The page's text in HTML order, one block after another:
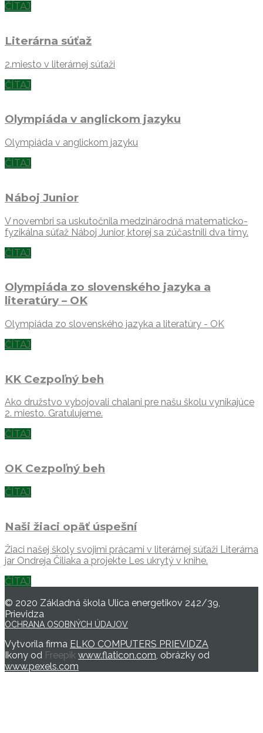
ČÍTAJ
Literárna súťaž
2.miesto v literárnej súťaži
ČÍTAJ
Olympiáda v anglickom jazyku
Olympiáda v anglickom jazyku
ČÍTAJ
Náboj Junior
V novembri sa uskutočnila medzinárodná matematicko-
fyzikálna súťaž Náboj Junior, ktorej sa zúčastnili dva tímy.
ČÍTAJ
Olympiáda zo slovenského jazyka a
literatúry – OK
Olympiáda zo slovenského jazyka a literatúry - OK
ČÍTAJ
KK Cezpoľný beh
Ako družstvo vybojovali chalani pre našu školu vynikajúce
2. miesto. Gratulujeme.
ČÍTAJ
OK Cezpoľný beh
ČÍTAJ
Naši žiaci opäť úspešní
Žiaci našej školy svojimi prácami v literárnej súťaži Literárna
jar Ondreja Čiliaka a projekte Les ukrytý v knihe.
ČÍTAJ
© 2020 Základná škola Ulica energetikov 242/39,
Prievidza
OCHRANA OSOBNÝCH ÚDAJOV
Vytvorila firma ELKO COMPUTERS PRIEVIDZA
Ikony od Freepik www.flaticon.com, obrázky od
www.pexels.com